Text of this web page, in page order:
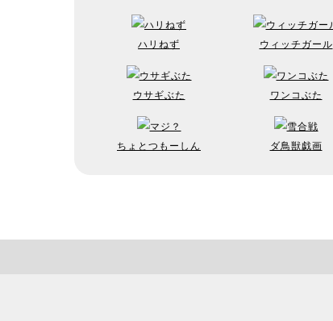
ハリねず ウィッチガール
ウサギぶた ワンコぶた
ちょとつもーしん ダ鳥獣戯画